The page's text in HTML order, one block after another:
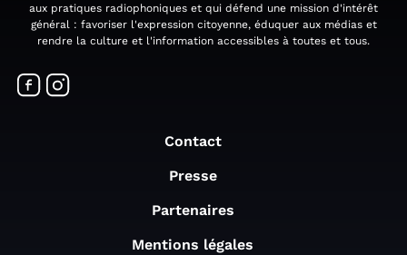
aux pratiques radiophoniques et qui défend une mission d'intérêt
général : favoriser l'expression citoyenne, éduquer aux médias et
rendre la culture et l'information accessibles à toutes et tous.
Contact
Presse
Partenaires
Mentions légales